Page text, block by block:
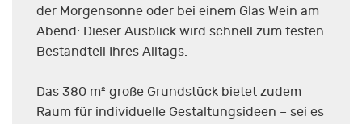
der Morgensonne oder bei einem Glas Wein am
Abend: Dieser Ausblick wird schnell zum festen
Bestandteil Ihres Alltags.
Das 380 m² große Grundstück bietet zudem
Raum für individuelle Gestaltungsideen – sei es